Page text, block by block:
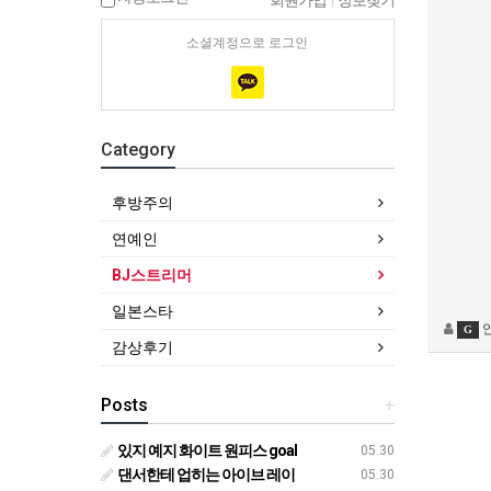
G
소셜계정으로 로그인
Category
후방주의
연예인
BJ스트리머
일본스타
감상후기
+
Posts
05.30
있지 예지 화이트 원피스 goal
05.30
댄서한테 업히는 아이브 레이